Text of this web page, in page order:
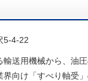
5-4-22
輸送用機械から、油
界向け「すべり軸受